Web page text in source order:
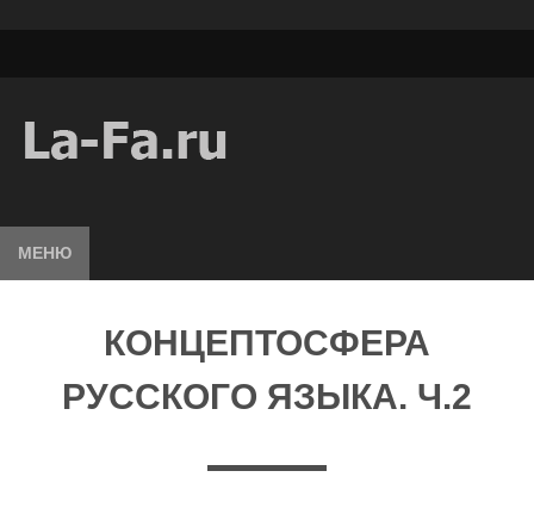
МЕНЮ
КОНЦЕПТОСФЕРА
РУССКОГО ЯЗЫКА. Ч.2